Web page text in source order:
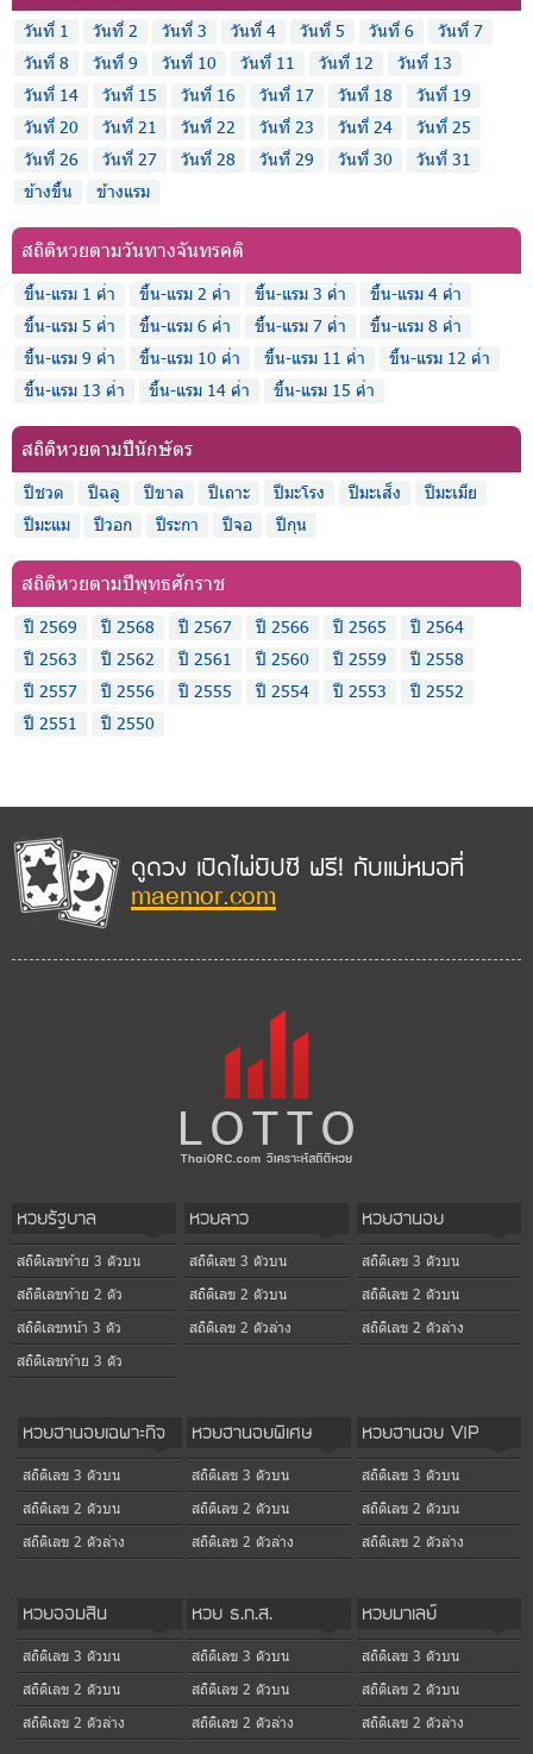
วันที่ 1 วันที่ 2 วันที่ 3 วันที่ 4 วันที่ 5 วันที่ 6
วันที่ 7
วันที่ 8
วันที่ 9 วันที่ 10 วันที่ 11 วันที่ 12
วันที่ 13
วันที่ 14
วันที่ 15 วันที่ 16 วันที่ 17 วันที่ 18
วันที่ 19
วันที่ 20
วันที่ 21 วันที่ 22 วันที่ 23 วันที่ 24
วันที่ 25
วันที่ 26
วันที่ 27 วันที่ 28 วันที่ 29 วันที่ 30
วันที่ 31
ข้างขึ้น
ข้างแรม
สถิติหวยตามวันทางจันทรคติ
ขึ้น-แรม 1 ค่ำ ขึ้น-แรม 2 ค่ำ ขึ้น-แรม 3 ค่ำ
ขึ้น-แรม 4 ค่ำ
ขึ้น-แรม 5 ค่ำ
ขึ้น-แรม 6 ค่ำ ขึ้น-แรม 7 ค่ำ
ขึ้น-แรม 8 ค่ำ
ขึ้น-แรม 9 ค่ำ
ขึ้น-แรม 10 ค่ำ ขึ้น-แรม 11 ค่ำ
ขึ้น-แรม 12 ค่ำ
ขึ้น-แรม 13 ค่ำ
ขึ้น-แรม 14 ค่ำ ขึ้น-แรม 15 ค่ำ
สถิติหวยตามปีนักษัตร
ปีชวด ปีฉลู ปีขาล ปีเถาะ ปีมะโรง ปีมะเส็ง
ปีมะเมีย
ปีมะแม
ปีวอก ปีระกา ปีจอ ปีกุน
สถิติหวยตามปีพุทธศักราช
ปี 2569 ปี 2568 ปี 2567 ปี 2566 ปี 2565
ปี 2564
ปี 2563
ปี 2562 ปี 2561 ปี 2560 ปี 2559
ปี 2558
ปี 2557
ปี 2556 ปี 2555 ปี 2554 ปี 2553
ปี 2552
ปี 2551
ปี 2550
ดูดวง เปิดไพ่ยิปซี ฟรี! กับแม่หมอที่
maemor.com
หวยรัฐบาล
สถิติเลขท้าย 3 ตัวบน
สถิติเลขท้าย 2 ตัว
สถิติเลขหน้า 3 ตัว
สถิติเลขท้าย 3 ตัว
หวยลาว
สถิติเลข 3 ตัวบน
สถิติเลข 2 ตัวบน
สถิติเลข 2 ตัวล่าง
หวยฮานอย
สถิติเลข 3 ตัวบน
สถิติเลข 2 ตัวบน
สถิติเลข 2 ตัวล่าง
หวยฮานอยเฉพาะกิจ
สถิติเลข 3 ตัวบน
สถิติเลข 2 ตัวบน
สถิติเลข 2 ตัวล่าง
หวยฮานอยพิเศษ
สถิติเลข 3 ตัวบน
สถิติเลข 2 ตัวบน
สถิติเลข 2 ตัวล่าง
หวยฮานอย VIP
สถิติเลข 3 ตัวบน
สถิติเลข 2 ตัวบน
สถิติเลข 2 ตัวล่าง
หวยออมสิน
สถิติเลข 3 ตัวบน
สถิติเลข 2 ตัวบน
สถิติเลข 2 ตัวล่าง
หวย ธ.ก.ส.
สถิติเลข 3 ตัวบน
สถิติเลข 2 ตัวบน
สถิติเลข 2 ตัวล่าง
หวยมาเลย์
สถิติเลข 3 ตัวบน
สถิติเลข 2 ตัวบน
สถิติเลข 2 ตัวล่าง